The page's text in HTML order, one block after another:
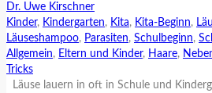
Dr. Uwe Kirschner
Kinder, Kindergarten, Kita, Kita-Beginn,
Läuseshampoo, Parasiten, Schulbeginn,
Allgemein, Eltern und Kinder, Haare,
Tricks
Läuse lauern in oft in Schule und